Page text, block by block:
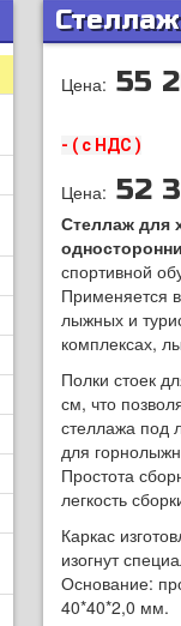
Цена: 55
- ( с НДС )
Цена: 52
Стеллаж для
спортивной
Применяется
лыжных и
комплексах,
Полки стоек
см, что
стеллажа под
для
Простота
легкость
Каркас
изогнут
Основание:
40*40*2,0 мм.